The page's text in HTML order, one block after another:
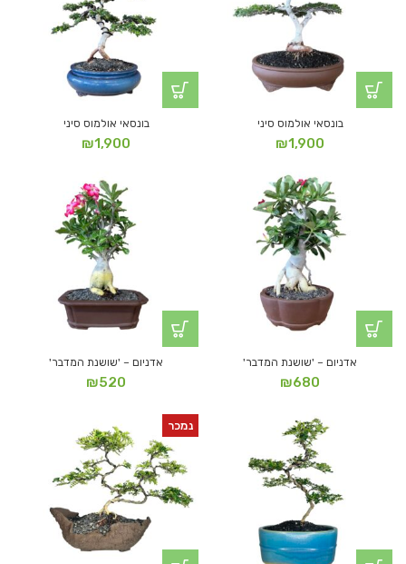
בונסאי אולמוס סיני
₪1,900
בונסאי אולמוס סיני
₪1,900
אדניום – 'שושנת המדבר'
₪680
אדניום – 'שושנת המדבר'
₪520
נמכר